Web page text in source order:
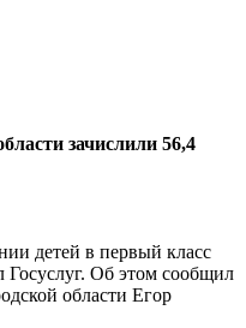
зачислили 56,4
детей в первый класс
Госуслуг. Об этом сообщил
области Егор